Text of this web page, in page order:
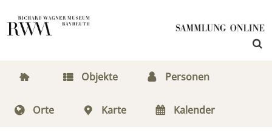
Objekte Personen
Orte Karte Kalender